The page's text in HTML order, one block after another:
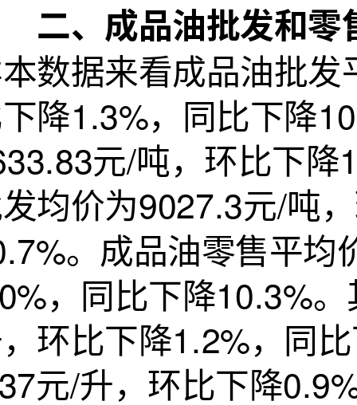
成品油批发和零
数据来看成品油批
降1.3%，同比下降
元/吨，环比下
均价为9027.3元/吨
。成品油零售平均
，同比下降10.3%
环比下降1.2%，同
元/升，环比下降